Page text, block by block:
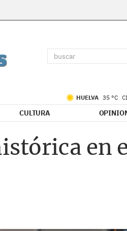
HUELVA 35 °C
CULTURA
en